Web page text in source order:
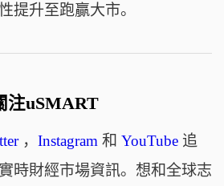
提升至跑贏大市。
注uSMART
， Instagram和 YouTube追
時財經市場資訊。想和全球志